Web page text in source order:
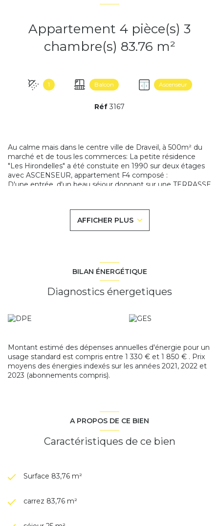
Appartement 4 pièce(s) 3
chambre(s) 83.76 m²
1 Balcon Ascenseur
Réf3167
Au calme mais dans le centre ville de Draveil, à 500m² du
marché et de tous les commerces: La petite résidence
"Les Hirondelles" a été constuite en 1990 sur deux étages
avec ASCENSEUR, appartement F4 composé :
D'une entrée, d'un beau séjour donnant sur une TERRASSE
CHAMBRES dont deux donnant sur un balcon, un wc
indépendant et une salle d'eau.
Une cave et une place de parking privée complètent ce
vitrage alu. Bon état général
Les informations sur les risques auxquels ce bien est
exposé sont disponibles sur le siteGéorisques
AFFICHER PLUS
BILAN ÉNERGÉTIQUE
Diagnostics énergetiques
Montant estimé des dépenses annuelles d'énergie pour un
usage standard est compris entre 1 330 € et 1 850 € . Prix
moyens des énergies indexés sur les années 2021, 2022 et
2023 (abonnements compris).
A PROPOS DE CE BIEN
Caractéristiques de ce bien
Surface 83,76 m²
carrez 83,76 m²